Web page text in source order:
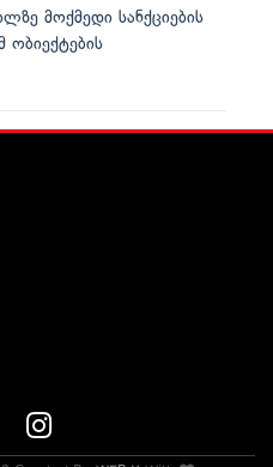
მოქმედი სანქციების
ობიექტების